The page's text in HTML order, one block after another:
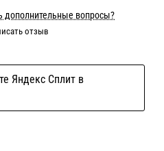
дополнительные вопросы?
Яндекс Сплит в
отзыв